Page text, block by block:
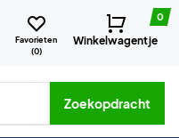
Favorieten
(0)
0
Winkelwagentje
etc.
Zoekopdracht